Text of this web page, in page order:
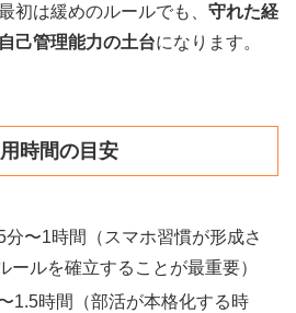
初は緩めのルールでも、 守れた経
己管理能力の土台になります。
時間の目安
分〜1時間（スマホ習慣が形成さ
ールを確立することが最重要）
1.5時間（部活が本格化する時